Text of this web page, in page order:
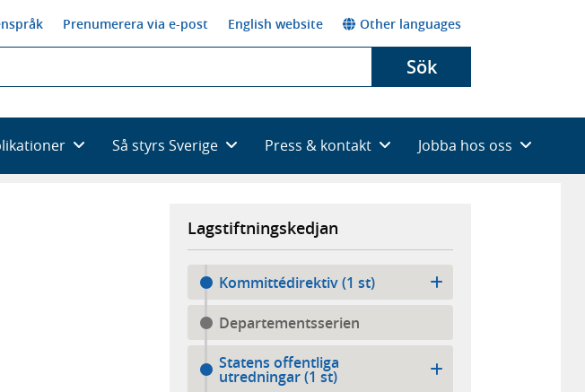
Prenumerera via e-post English website Other languages
Sök
Så styrs Sverige Press & kontakt Jobba hos oss
Lagstiftningskedjan
Kommittédirektiv (1 st)
Departementsserien
Statens offentliga
utredningar (1 st)